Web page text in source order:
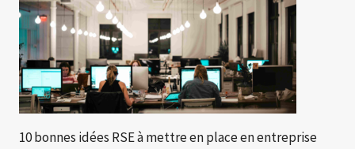
10 bonnes idées RSE à mettre en place en entreprise